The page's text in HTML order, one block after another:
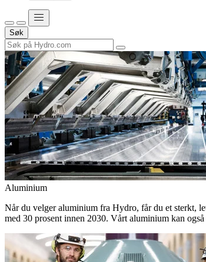
Søk
Aluminium
Når du velger aluminium fra Hydro, får du et sterkt,
med 30 prosent innen 2030. Vårt aluminium kan